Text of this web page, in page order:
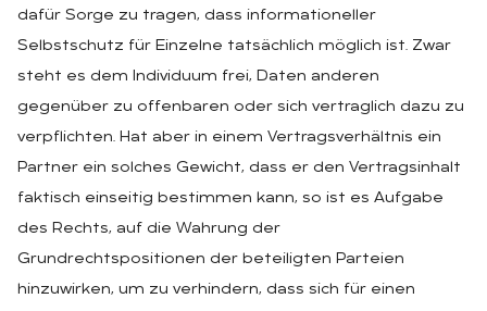
dafür Sorge zu tragen, dass informationeller
Selbstschutz für Einzelne tatsächlich möglich ist. Zwar
steht es dem Individuum frei, Daten anderen
gegenüber zu offenbaren oder sich vertraglich dazu zu
verpflichten. Hat aber in einem Vertragsverhältnis ein
Partner ein solches Gewicht, dass er den Vertragsinhalt
faktisch einseitig bestimmen kann, so ist es Aufgabe
des Rechts, auf die Wahrung der
Grundrechtspositionen der beteiligten Parteien
hinzuwirken, um zu verhindern, dass sich für einen